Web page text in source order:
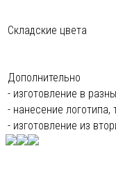
Складские цвета
Дополнительно
- изготовление в
- нанесение логотипа,
- изготовление из